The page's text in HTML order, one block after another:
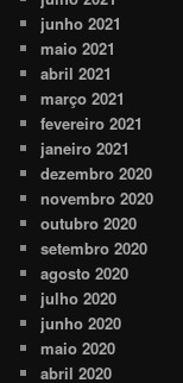
junho 2021
maio 2021
abril 2021
março 2021
fevereiro 2021
janeiro 2021
dezembro 2020
novembro 2020
outubro 2020
setembro 2020
agosto 2020
julho 2020
junho 2020
maio 2020
abril 2020